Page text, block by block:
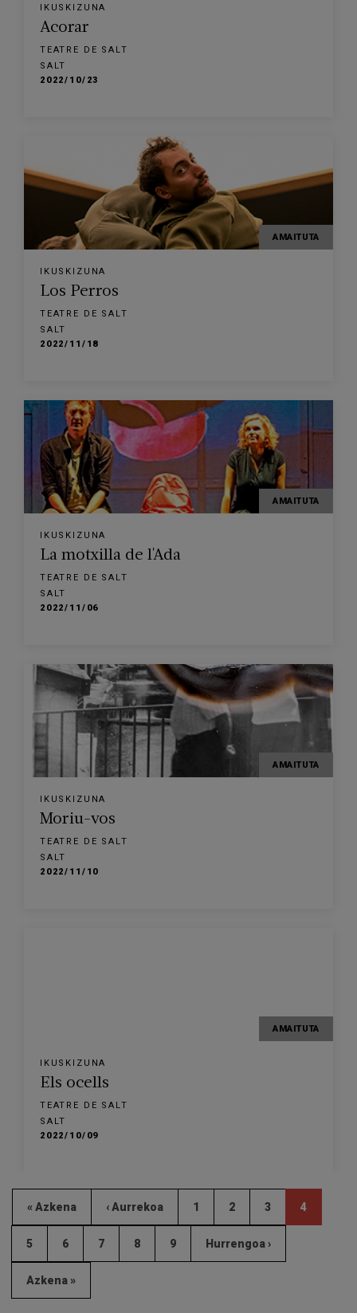
IKUSKIZUNA
Acorar
TEATRE DE SALT
SALT
2022/10/23
AMAITUTA
IKUSKIZUNA
Los Perros
TEATRE DE SALT
SALT
2022/11/18
AMAITUTA
IKUSKIZUNA
La motxilla de l'Ada
TEATRE DE SALT
SALT
2022/11/06
AMAITUTA
IKUSKIZUNA
Moriu-vos
TEATRE DE SALT
SALT
2022/11/10
AMAITUTA
IKUSKIZUNA
Els ocells
TEATRE DE SALT
SALT
2022/10/09
« Azkena ‹ Aurrekoa 1 2 3 4
5 6 7 8 9 Hurrengoa ›
Azkena »